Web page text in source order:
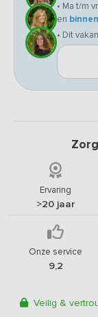
• Ma t/m
en
• Dit
Ervaring
>20 jaar
Onze service
9,2
Veilig &